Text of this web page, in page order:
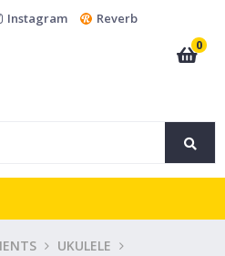
Instagram
Reverb
0
UKULELE